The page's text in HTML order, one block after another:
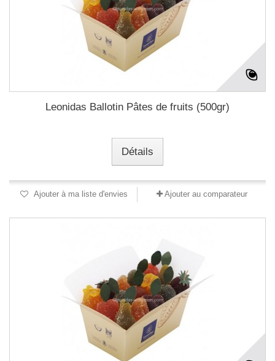
Leonidas Ballotin Pâtes de fruits (500gr)
Détails
Ajouter à ma liste d'envies Ajouter au comparateur